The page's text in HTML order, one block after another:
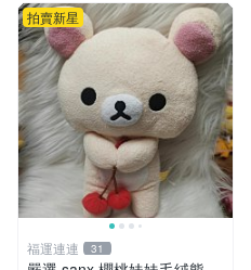
拍賣新星
福運連連 31